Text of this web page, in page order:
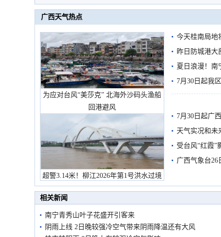
广西天气热点
为应对台风“美莎克” 北海外沙码头渔船
回港避风
超警3.14米！柳江2026年第1号洪水过境
市民在堤岸见证汛况
今天桂南局地
需继续防范
昨日防城港大
雨
夏日浪漫！南
7月30日起我
7月30日起广
天气实况和未
受台风“红霞”
有较强降雨
广西气象台26
相关新闻
南宁青秀山叶子花盛开引客来
阴雨上线 2日晚较强冷空气带来阴雨降温还有大风